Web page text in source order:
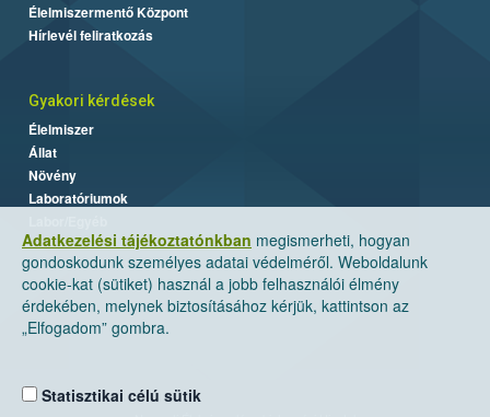
Adatkezelési tájékoztatónkban megismerheti, hogyan
gondoskodunk személyes adatai védelméről. Weboldalunk
cookie-kat (sütiket) használ a jobb felhasználói élmény
érdekében, melynek biztosításához kérjük, kattintson az
„Elfogadom” gombra.
Statisztikai célú sütik
Élelmiszermentő Központ
Hírlevél feliratkozás
Gyakori kérdések
Élelmiszer
Állat
Növény
Laboratóriumok